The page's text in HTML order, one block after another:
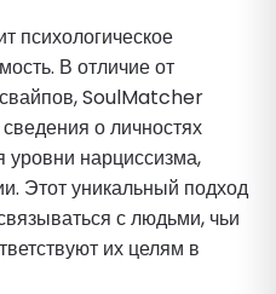
психологическое
В отличие от
SoulMatcher
о личностях
уровни нарциссизма,
Этот уникальный подход
с людьми, чьи
их целям в